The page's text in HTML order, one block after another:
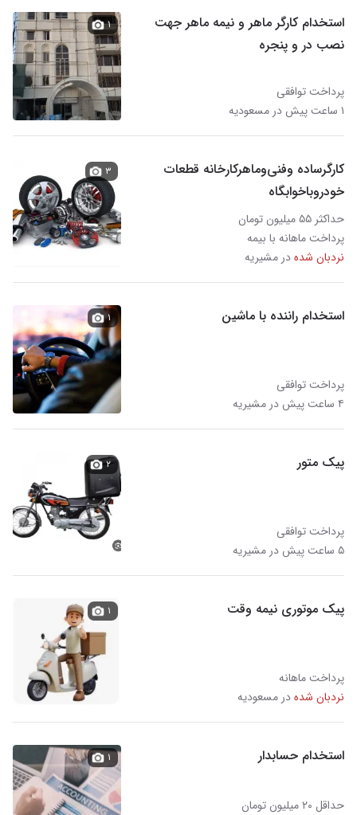
استخدام کارگر ماهر و نیمه ماهر جهت
نصب در و پنجره
پرداخت توافقی
۱ ساعت پیش در مسعودیه
۱
کارگرساده و‌فنی‌و‌ماهرکارخانه قطعات
خودروباخوابگاه
حداکثر ۵۵ میلیون تومان
پرداخت ماهانه با بیمه
نردبان شدهدر مشیریه
۳
استخدام راننده با ماشین
پرداخت توافقی
۴ ساعت پیش در مشیریه
۱
پیک متور
پرداخت توافقی
۵ ساعت پیش در مشیریه
۲
پیک موتوری نیمه وقت
پرداخت ماهانه
نردبان شدهدر مسعودیه
۱
استخدام حسابدار
حداقل ۲۰ میلیون تومان
۱